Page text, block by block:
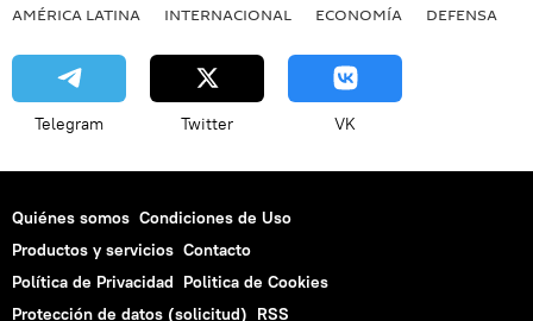
AMÉRICA LATINA INTERNACIONAL ECONOMÍA DEFENSA
Telegram Twitter VK
Quiénes somos Condiciones de Uso
Productos y servicios Contacto
Política de Privacidad Politica de Cookies
Protección de datos (solicitud) RSS